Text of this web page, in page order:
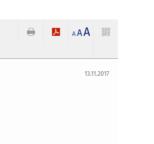
A AA
13.11.2017